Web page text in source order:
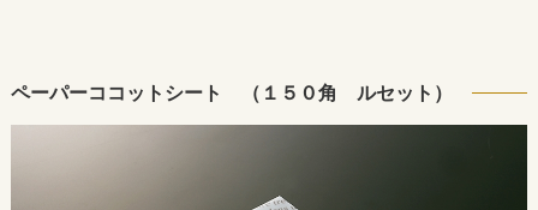
ペーパーココットシート （１５０角 ルセット）